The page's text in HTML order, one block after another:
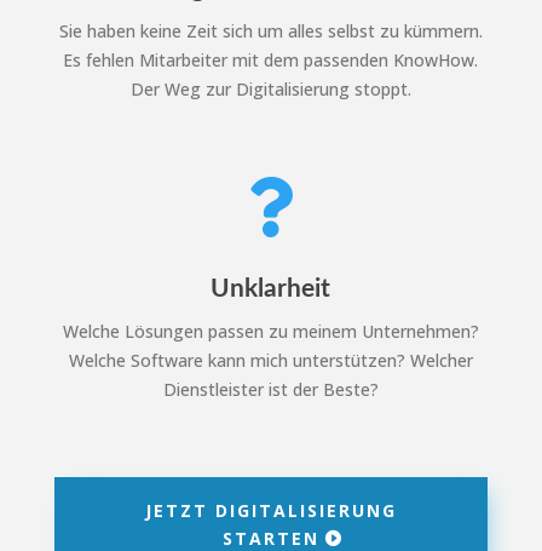
Sie haben keine Zeit sich um alles selbst zu kümmern.
Es fehlen Mitarbeiter mit dem passenden KnowHow.
Der Weg zur Digitalisierung stoppt.

Unklarheit
Welche Lösungen passen zu meinem Unternehmen?
Welche Software kann mich unterstützen? Welcher
Dienstleister ist der Beste?
JETZT DIGITALISIERUNG
STARTEN